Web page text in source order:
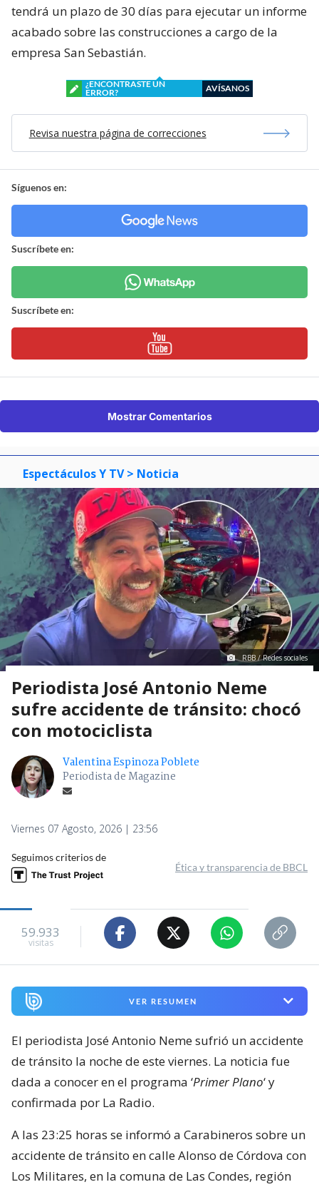
tendrá un plazo de 30 días para ejecutar un informe
acabado sobre las construcciones a cargo de la
empresa San Sebastián.
¿ENCONTRASTE UN
ERROR?
AVÍSANOS
Revisa nuestra página de correcciones
Síguenos en:
Suscríbete en:
Suscríbete en:
Mostrar Comentarios
Espectáculos Y TV > Noticia
RBB / Redes sociales
Periodista José Antonio Neme
sufre accidente de tránsito: chocó
con motociclista
Valentina Espinoza Poblete
Periodista de Magazine
Viernes 07 Agosto, 2026 | 23:56
Seguimos criterios de
Ética y transparencia de BBCL
59.933
visitas
VER RESUMEN
El periodista José Antonio Neme sufrió un accidente
de tránsito la noche de este viernes. La noticia fue
dada a conocer en el programa ‘Primer Plano‘ y
confirmada por La Radio.
A las 23:25 horas se informó a Carabineros sobre un
accidente de tránsito en calle Alonso de Córdova con
Los Militares, en la comuna de Las Condes, región